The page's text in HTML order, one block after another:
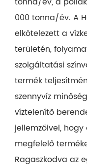
000 tonna/év. A
elkötelezett a
területén,
szolgáltatási
termék
szennyvíz
víztelenítő
jellemzőivel,
megfelelő
Ragaszkodva az